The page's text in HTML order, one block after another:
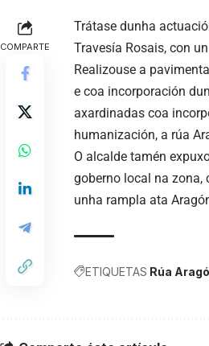
COMPARTE
Trátase dunha
Travesía Rosais, con
Realizouse a
e coa incorporación
axardinadas coa
humanización, a rúa
O alcalde tamén
goberno local na zona,
unha rampla ata
ETIQUETAS Rúa